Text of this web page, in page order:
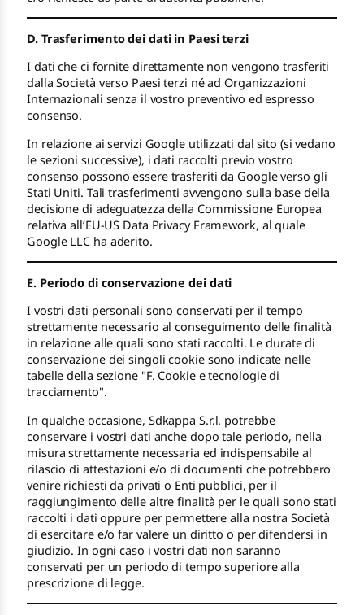
D. Trasferimento dei dati in Paesi terzi
I dati che ci fornite direttamente non vengono trasferiti
dalla Società verso Paesi terzi né ad Organizzazioni
Internazionali senza il vostro preventivo ed espresso
consenso.
In relazione ai servizi Google utilizzati dal sito (si vedano
le sezioni successive), i dati raccolti previo vostro
consenso possono essere trasferiti da Google verso gli
Stati Uniti. Tali trasferimenti avvengono sulla base della
decisione di adeguatezza della Commissione Europea
relativa all’EU-US Data Privacy Framework, al quale
Google LLC ha aderito.
E. Periodo di conservazione dei dati
I vostri dati personali sono conservati per il tempo
strettamente necessario al conseguimento delle finalità
in relazione alle quali sono stati raccolti. Le durate di
conservazione dei singoli cookie sono indicate nelle
tabelle della sezione "F. Cookie e tecnologie di
tracciamento".
In qualche occasione, Sdkappa S.r.l. potrebbe
conservare i vostri dati anche dopo tale periodo, nella
misura strettamente necessaria ed indispensabile al
rilascio di attestazioni e/o di documenti che potrebbero
venire richiesti da privati o Enti pubblici, per il
raggiungimento delle altre finalità per le quali sono stati
raccolti i dati oppure per permettere alla nostra Società
di esercitare e/o far valere un diritto o per difendersi in
giudizio. In ogni caso i vostri dati non saranno
conservati per un periodo di tempo superiore alla
prescrizione di legge.